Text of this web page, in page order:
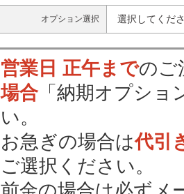
オプション選択 選択してくだ
営業日 正午までのご
場合 「納期オプショ
い。
お急ぎの場合は代引
ご選択ください。